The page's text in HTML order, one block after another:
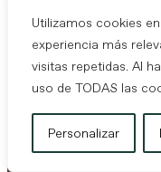
Utilizamos cookies
experiencia más
visitas repetidas. Al
uso de TODAS las
Personalizar